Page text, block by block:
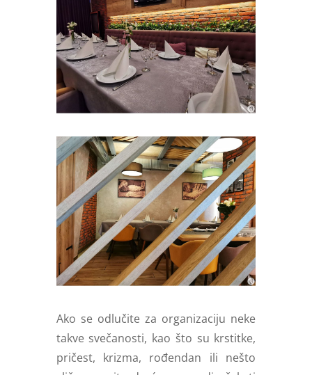
Ako se odlučite za organizaciju neke
takve svečanosti, kao što su krstitke,
pričest, krizma, rođendan ili nešto